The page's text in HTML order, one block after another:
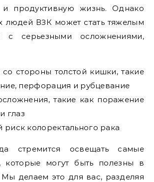
и продуктивную жизнь. Однако
людей ВЗК может стать тяжелым
с серьезными осложнениями,
стороны толстой кишки, такие
перфорация и рубцевание
такие как поражение
глаз
колоректального рака
стремится освещать самые
которые могут быть полезны в
делаем это для вас, разделяя